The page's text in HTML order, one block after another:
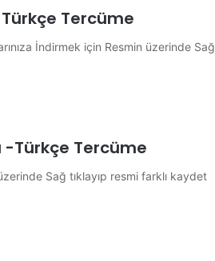
Tercüme
İndirmek için Resmin üzerinde Sağ
-Türkçe Tercüme
Sağ tıklayıp resmi farklı kaydet